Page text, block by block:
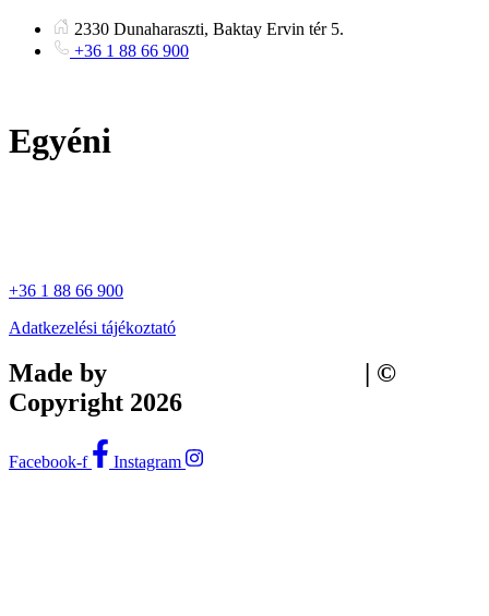
Ugrás
tartalomhoz
2330 Dunaharaszti, Baktay Ervin tér 5.
+36 1 88 66 900
Egyéni
+36 1 88 66 900
Adatkezelési tájékoztató
Made by
| ©
Copyright 2026
Facebook-f Instagram